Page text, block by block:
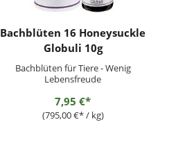
Bachblüten 16 Honeysuckle
Globuli 10g
Bachblüten für Tiere - Wenig
Lebensfreude
7,95 €*
(795,00 €* / kg)